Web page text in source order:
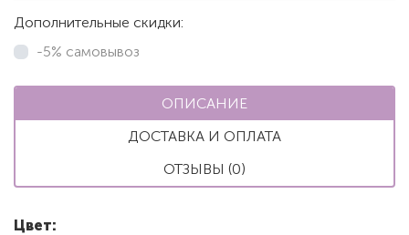
Дополнительные скидки:
-5% самовывоз
ОПИСАНИЕ
ДОСТАВКА И ОПЛАТА
ОТЗЫВЫ (0)
Цвет: